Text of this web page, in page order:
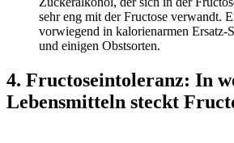
sehr eng mit der Fructose verwandt.
vorwiegend in kalorienarmen Ersatz-
und einigen Obstsorten.
4. Fructoseintoleranz: In
Lebensmitteln steckt